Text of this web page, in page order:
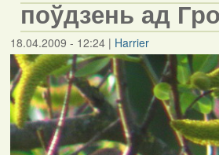
поўдзень ад
18.04.2009 - 12:24| Harrier